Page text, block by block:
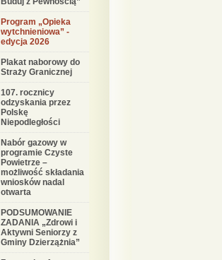
Program „Opieka
wytchnieniowa” -
edycja 2026
Plakat naborowy do
Straży Granicznej
107. rocznicy
odzyskania przez
Polskę
Niepodległości
Nabór gazowy w
programie Czyste
Powietrze –
możliwość składania
wniosków nadal
otwarta
PODSUMOWANIE
ZADANIA „Zdrowi i
Aktywni Seniorzy z
Gminy Dzierzążnia”